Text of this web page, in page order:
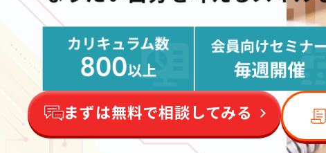
まずは無料で相談してみる